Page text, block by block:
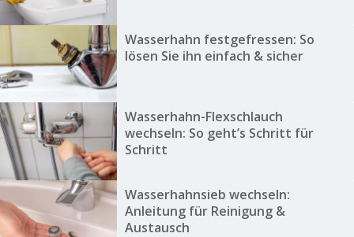
Wasserhahn festgefressen: So
lösen Sie ihn einfach & sicher
Wasserhahn-Flexschlauch
wechseln: So geht’s Schritt für
Schritt
Wasserhahnsieb wechseln:
Anleitung für Reinigung &
Austausch